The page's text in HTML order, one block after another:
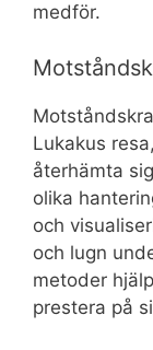
medför.
Lukakus
återhämta
olika
och
och lugn
metoder
prestera på